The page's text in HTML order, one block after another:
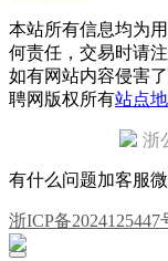
本站所有信息均为
何责任，交易时请
如有网站内容侵害
聘网版权所有站点
浙
有什么问题加客服
浙ICP备2024125447